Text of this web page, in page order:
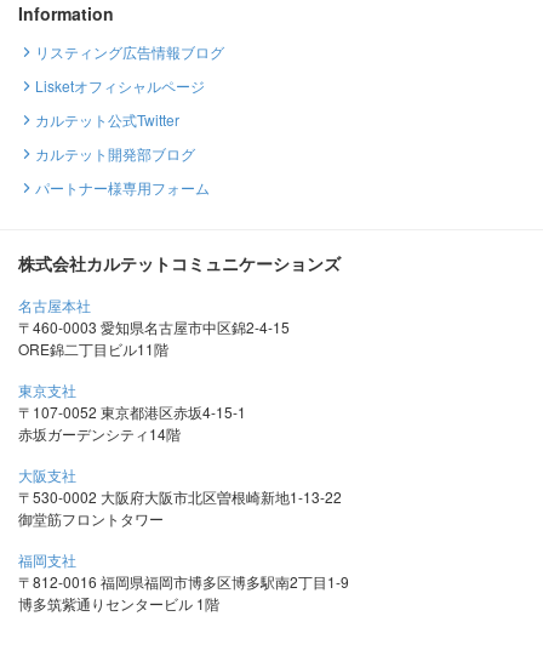
Information
リスティング広告情報ブログ
Lisketオフィシャルページ
カルテット公式Twitter
カルテット開発部ブログ
パートナー様専用フォーム
株式会社カルテットコミュニケーションズ
名古屋本社
〒460-0003 愛知県名古屋市中区錦2-4-15
ORE錦二丁目ビル11階
東京支社
〒107-0052 東京都港区赤坂4-15-1
赤坂ガーデンシティ14階
大阪支社
〒530-0002 大阪府大阪市北区曽根崎新地1-13-22
御堂筋フロントタワー
福岡支社
〒812-0016 福岡県福岡市博多区博多駅南2丁目1-9
博多筑紫通りセンタービル 1階